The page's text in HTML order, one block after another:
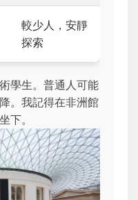
較少人，安靜
探索
學生。普通人可能
。我記得在非洲館
下。